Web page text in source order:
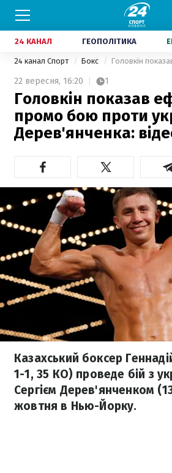
24 КАНАЛ ГЕОПОЛІТИКА
24 канал Спорт Бокс
22 вересня, 16:20 1
Головкін показав
промо бою проти
Дерев'янченка:
Казахський боксер
1-1, 35 КО) проведе бій з
Сергієм Дерев'янченком
жовтня в Нью-Йорку.